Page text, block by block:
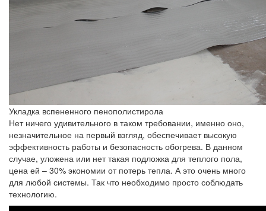
Укладка вспененного пенополистирола
Нет ничего удивительного в таком требовании, именно оно,
незначительное на первый взгляд, обеспечивает высокую
эффективность работы и безопасность обогрева. В данном
случае, уложена или нет такая подложка для теплого пола,
цена ей – 30% экономии от потерь тепла. А это очень много
для любой системы. Так что необходимо просто соблюдать
технологию.